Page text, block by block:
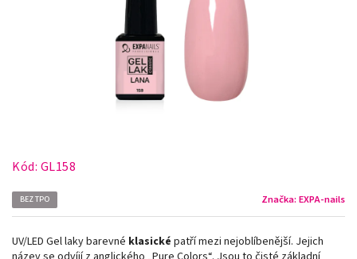
Kód: GL158
BEZ TPO Značka: EXPA-nails
UV/LED Gel laky barevné klasické patří mezi nejoblíbenější. Jejich